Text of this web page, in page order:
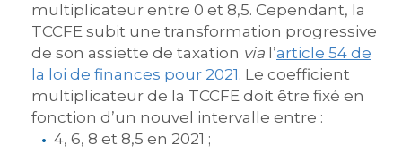
multiplicateur entre 0 et 8,5. Cependant, la
TCCFE subit une transformation progressive
de son assiette de taxation via l’article 54 de
la loi de finances pour 2021. Le coefficient
multiplicateur de la TCCFE doit être fixé en
fonction d’un nouvel intervalle entre :
4, 6, 8 et 8,5 en 2021 ;